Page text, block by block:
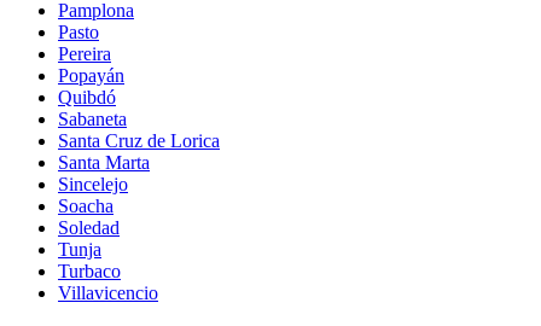
Pamplona
Pasto
Pereira
Popayán
Quibdó
Sabaneta
Santa Cruz de Lorica
Santa Marta
Sincelejo
Soacha
Soledad
Tunja
Turbaco
Villavicencio